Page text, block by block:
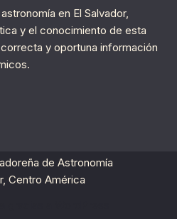
en El Salvador,
y el conocimiento de esta
y oportuna información
de Astronomía
Centro América